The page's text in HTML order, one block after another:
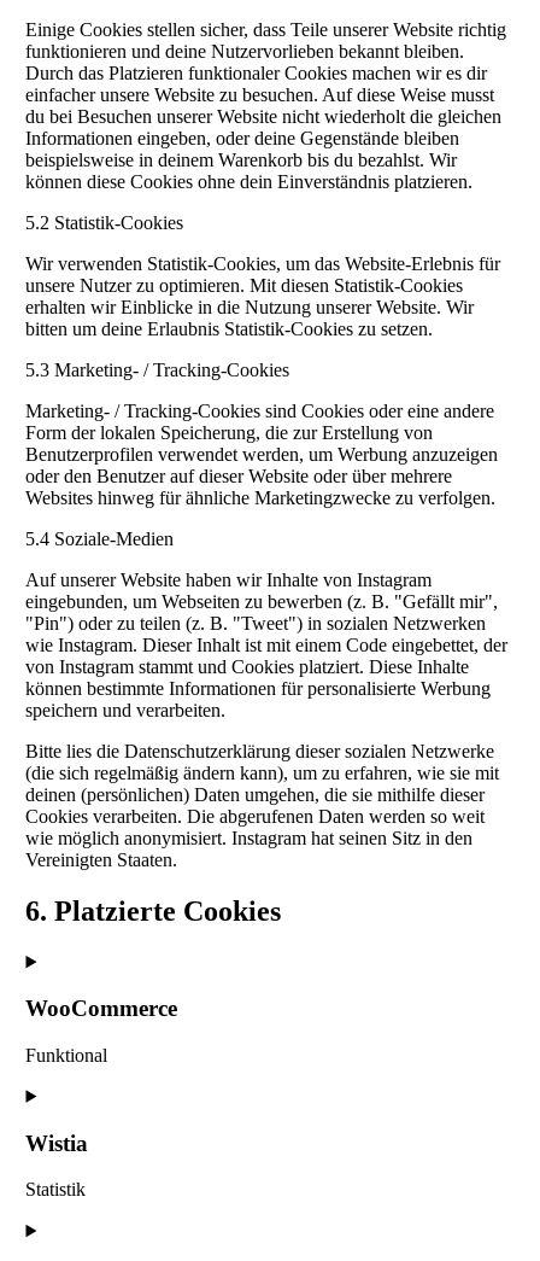
Einige Cookies stellen sicher, dass Teile unserer Website richtig
funktionieren und deine Nutzervorlieben bekannt bleiben.
Durch das Platzieren funktionaler Cookies machen wir es dir
einfacher unsere Website zu besuchen. Auf diese Weise musst
du bei Besuchen unserer Website nicht wiederholt die gleichen
Informationen eingeben, oder deine Gegenstände bleiben
beispielsweise in deinem Warenkorb bis du bezahlst. Wir
können diese Cookies ohne dein Einverständnis platzieren.
5.2 Statistik-Cookies
Wir verwenden Statistik-Cookies, um das Website-Erlebnis für
unsere Nutzer zu optimieren. Mit diesen Statistik-Cookies
erhalten wir Einblicke in die Nutzung unserer Website. Wir
bitten um deine Erlaubnis Statistik-Cookies zu setzen.
5.3 Marketing- / Tracking-Cookies
Marketing- / Tracking-Cookies sind Cookies oder eine andere
Form der lokalen Speicherung, die zur Erstellung von
Benutzerprofilen verwendet werden, um Werbung anzuzeigen
oder den Benutzer auf dieser Website oder über mehrere
Websites hinweg für ähnliche Marketingzwecke zu verfolgen.
5.4 Soziale-Medien
Auf unserer Website haben wir Inhalte von Instagram
eingebunden, um Webseiten zu bewerben (z. B. "Gefällt mir",
"Pin") oder zu teilen (z. B. "Tweet") in sozialen Netzwerken
wie Instagram. Dieser Inhalt ist mit einem Code eingebettet, der
von Instagram stammt und Cookies platziert. Diese Inhalte
können bestimmte Informationen für personalisierte Werbung
speichern und verarbeiten.
Bitte lies die Datenschutzerklärung dieser sozialen Netzwerke
(die sich regelmäßig ändern kann), um zu erfahren, wie sie mit
deinen (persönlichen) Daten umgehen, die sie mithilfe dieser
Cookies verarbeiten. Die abgerufenen Daten werden so weit
wie möglich anonymisiert. Instagram hat seinen Sitz in den
Vereinigten Staaten.
6. Platzierte Cookies
WooCommerce
Funktional
Consent
service
Wistia
Statistik
Consent